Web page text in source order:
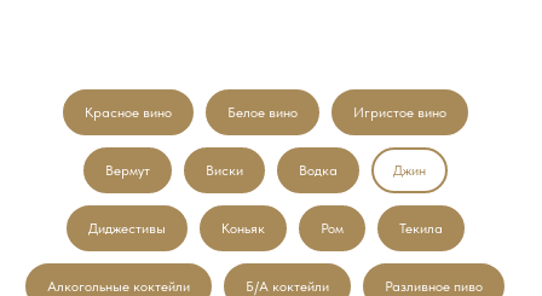
Красное вино Белое вино Игристое вино
Вермут Виски Водка Джин
Диджестивы Коньяк Ром Текила
Алкогольные коктейли Б/А коктейли Разливное пиво